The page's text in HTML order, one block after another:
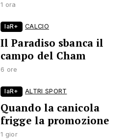
1 ora
laR+ CALCIO
Il Paradiso sbanca il
campo del Cham
6 ore
laR+ ALTRI SPORT
Quando la canicola
frigge la promozione
1 gior